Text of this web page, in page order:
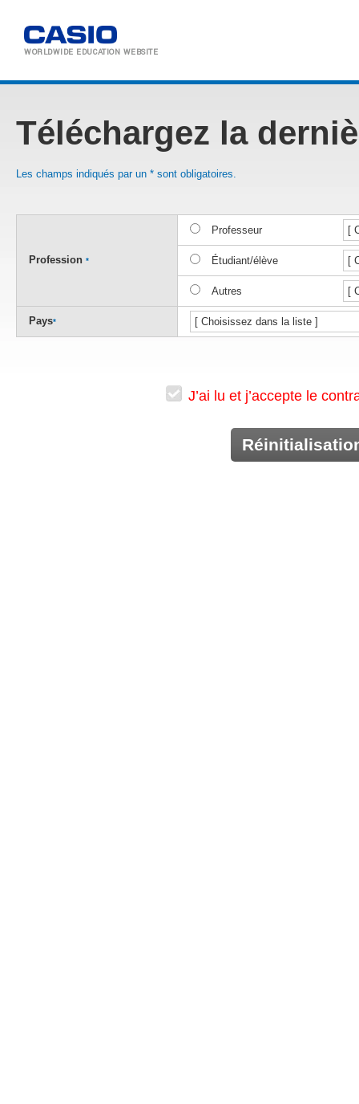
WORLDWIDE EDUCATION WEBSITE
Téléchargez la
Les champs indiqués par un * sont obligatoires.
Profession *
Professeur
Étudiant/élève
Autres
Pays*
J’ai lu et j’accepte le